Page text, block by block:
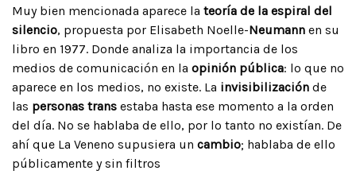
Muy bien mencionada aparece la teoría de la espiral del
silencio, propuesta por Elisabeth Noelle-Neumann en su
libro en 1977. Donde analiza la importancia de los
medios de comunicación en la opinión pública: lo que no
aparece en los medios, no existe. La invisibilización de
las personas trans estaba hasta ese momento a la orden
del día. No se hablaba de ello, por lo tanto no existían. De
ahí que La Veneno supusiera un cambio; hablaba de ello
públicamente y sin filtros